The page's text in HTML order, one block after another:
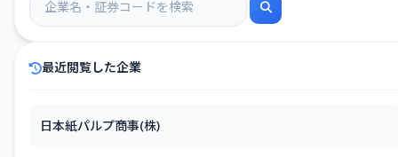
最近閲覧した企業
日本紙パルプ商事(株)